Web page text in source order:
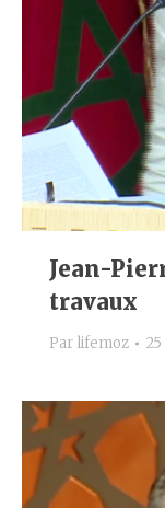
Jean-
travaux
Par lifemoz